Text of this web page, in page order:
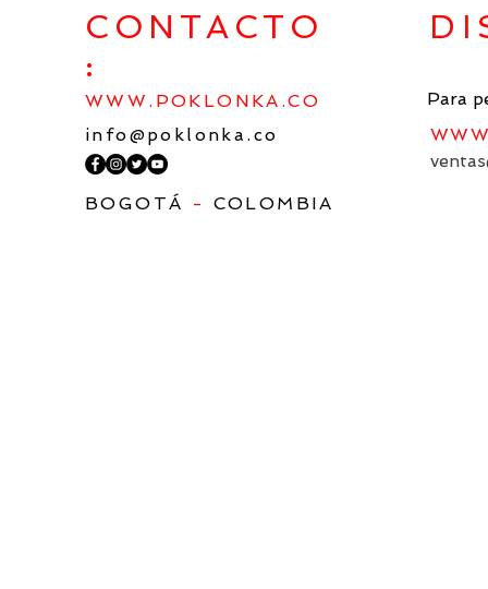
CONTACTO
:
WWW.POKLONKA.CO
info@poklonka.co
Para
BOGOTÁ - COLOMBIA